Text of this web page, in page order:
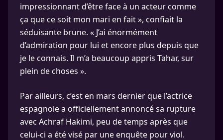
impressionnant d’être face à un acteur comme
ça que ce soit mon mari en fait », confiait la
séduisante brune. « J’ai énormément
d’admiration pour lui et encore plus depuis que
je le connais. Il m’a beaucoup appris Tahar, sur
plein de choses ».
Par ailleurs, c’est en mars dernier que l’actrice
espagnole a officiellement annoncé sa rupture
avec Achraf Hakimi, peu de temps après que
celui-ci a été visé par une enquête pour viol.